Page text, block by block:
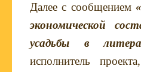
Далее с сообщением
экономической
усадьбы в
исполнитель